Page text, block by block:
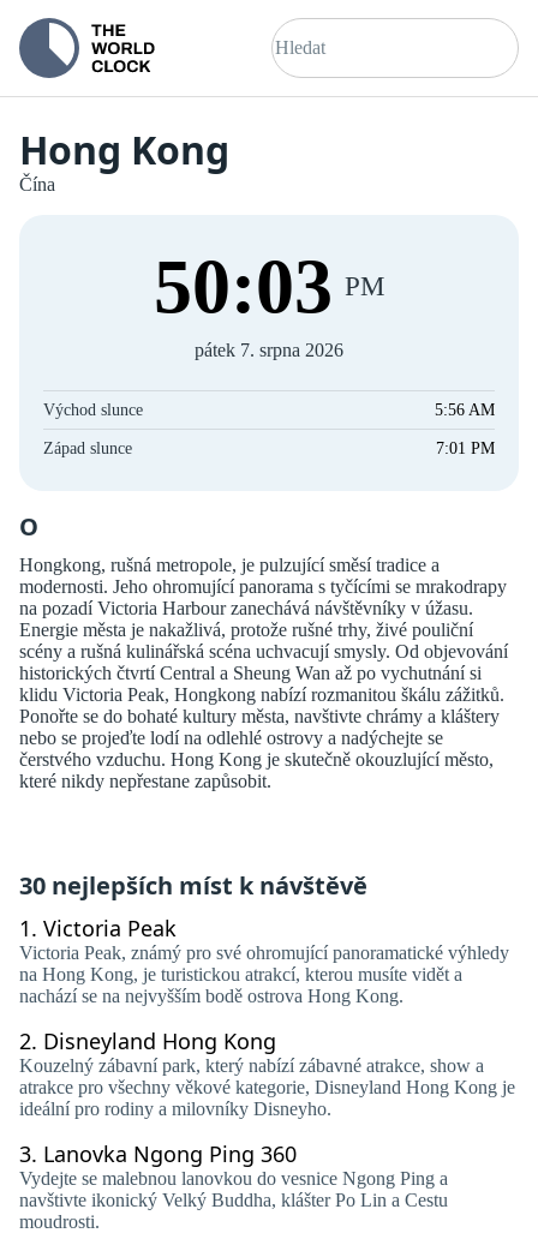
Hong Kong
Čína
50:04 PM
pátek 7. srpna 2026
Východ slunce 5:56 AM
Západ slunce 7:01 PM
O
Hongkong, rušná metropole, je pulzující směsí tradice a
modernosti. Jeho ohromující panorama s tyčícími se mrakodrapy
na pozadí Victoria Harbour zanechává návštěvníky v úžasu.
Energie města je nakažlivá, protože rušné trhy, živé pouliční
scény a rušná kulinářská scéna uchvacují smysly. Od objevování
historických čtvrtí Central a Sheung Wan až po vychutnání si
klidu Victoria Peak, Hongkong nabízí rozmanitou škálu zážitků.
Ponořte se do bohaté kultury města, navštivte chrámy a kláštery
nebo se projeďte lodí na odlehlé ostrovy a nadýchejte se
čerstvého vzduchu. Hong Kong je skutečně okouzlující město,
které nikdy nepřestane zapůsobit.
30 nejlepších míst k návštěvě
1. Victoria Peak
Victoria Peak, známý pro své ohromující panoramatické výhledy
na Hong Kong, je turistickou atrakcí, kterou musíte vidět a
nachází se na nejvyšším bodě ostrova Hong Kong.
2. Disneyland Hong Kong
Kouzelný zábavní park, který nabízí zábavné atrakce, show a
atrakce pro všechny věkové kategorie, Disneyland Hong Kong je
ideální pro rodiny a milovníky Disneyho.
3. Lanovka Ngong Ping 360
Vydejte se malebnou lanovkou do vesnice Ngong Ping a
navštivte ikonický Velký Buddha, klášter Po Lin a Cestu
moudrosti.